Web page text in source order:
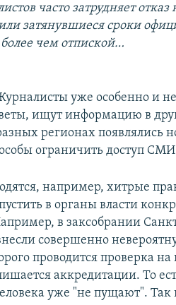
часто затрудняет
затянувшиеся сроки
чем отпиской…
уже особенно и
ищут информацию в
регионах появлялись
ограничить доступ
например, хитрые
в органы власти
в заксобрании
совершенно
проводится проверка
аккредитации. То
уже "не пущают". Так